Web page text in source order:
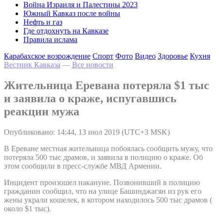
Война Израиля и Палестины 2023
Южный Кавказ после войны
Нефть и газ
Где отдохнуть на Кавказе
Правила ислама
Карабахское возрождение Спорт Фото Видео Здоровье Кухня
Вестник Кавказа — Все новости
Жительница Еревана потеряла $1 тыс
и заявила о краже, испугавшись
реакции мужа
Опубликовано: 14:44, 13 июл 2019 (UTC+3 MSK)
В Ереване местная жительница побоялась сообщить мужу, что
потеряла 500 тыс драмов, и заявила в полицию о краже. Об
этом сообщили в пресс-службе МВД Армении.
Инцидент произошел накануне. Позвонивший в полицию
гражданин сообщил, что на улице Башинджагян из рук его
жены украли кошелек, в котором находилось 500 тыс драмов (
около $1 тыс).